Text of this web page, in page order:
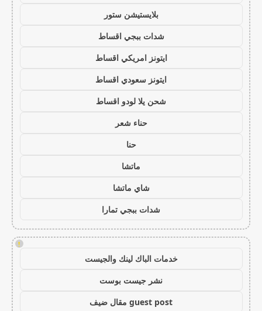
بلايستيشن ستور
شدات ببجي اقساط
ايتونز امريكي اقساط
ايتونز سعودي اقساط
شحن يلا لودو اقساط
حناء شعر
حنا
ماتشا
شاي ماتشا
شدات ببجي تمارا
!
خدمات الباك لينك والجيست
نشر جيست بوست
guest post مقال ضيف